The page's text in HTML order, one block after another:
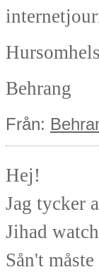
Behrang
Från:
Hej!
Jag tycker
Jihad
Sån't